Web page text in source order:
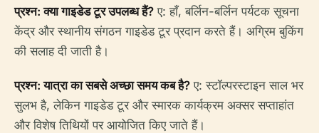
प्रश्न: क्या गाइडेड टूर उपलब्ध हैं? ए: हाँ, बर्लिन-बर्लिन पर्यटक सूचना
केंद्र और स्थानीय संगठन गाइडेड टूर प्रदान करते हैं। अग्रिम बुकिंग
की सलाह दी जाती है।
प्रश्न: यात्रा का सबसे अच्छा समय कब है? ए: स्टॉल्परस्टाइन साल भर
सुलभ है, लेकिन गाइडेड टूर और स्मारक कार्यक्रम अक्सर सप्ताहांत
और विशेष तिथियों पर आयोजित किए जाते हैं।